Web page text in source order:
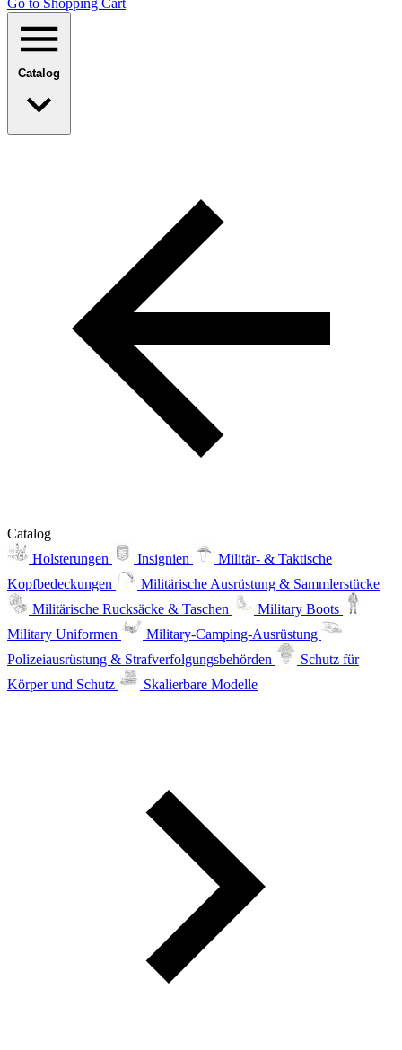
Go to Shopping Сart
Catalog
Catalog
Holsterungen
Insignien
Militär- & Taktische
Kopfbedeckungen
Militärische Ausrüstung & Sammlerstücke
Militärische Rucksäcke & Taschen
Military Boots
Military Uniformen
Military-Camping-Ausrüstung
Polizeiausrüstung & Strafverfolgungsbehörden
Schutz für
Körper und Schutz
Skalierbare Modelle